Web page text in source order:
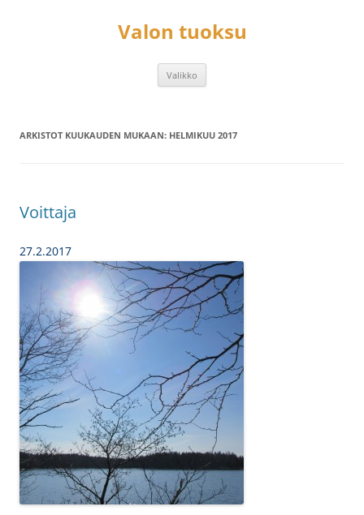
Valon tuoksu
Valikko
ARKISTOT KUUKAUDEN MUKAAN: HELMIKUU 2017
Voittaja
27.2.2017